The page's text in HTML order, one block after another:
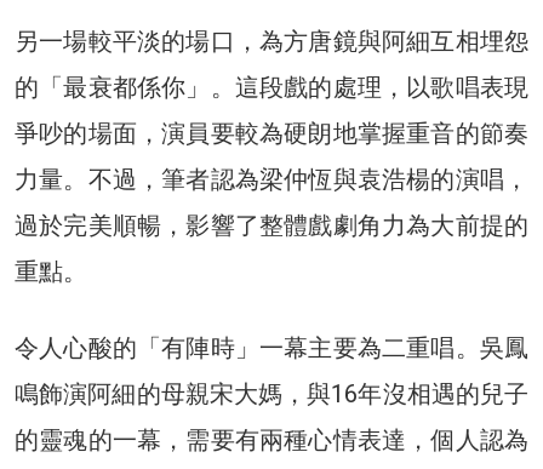
另一場較平淡的場口，為方唐鏡與阿細互相埋怨
的「最衰都係你」。這段戲的處理，以歌唱表現
爭吵的場面，演員要較為硬朗地掌握重音的節奏
力量。不過，筆者認為梁仲恆與袁浩楊的演唱，
過於完美順暢，影響了整體戲劇角力為大前提的
重點。
令人心酸的「有陣時」一幕主要為二重唱。吳鳳
鳴飾演阿細的母親宋大媽，與16年沒相遇的兒子
的靈魂的一幕，需要有兩種心情表達，個人認為